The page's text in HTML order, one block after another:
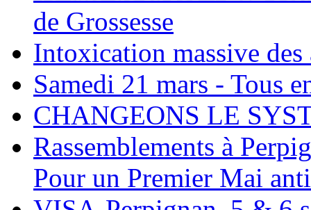
de Grossesse
Intoxication massive des
Samedi 21 mars - Tous
CHANGEONS LE
Rassemblements à
Pour un Premier Mai